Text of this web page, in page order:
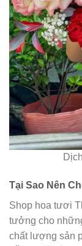
Tại Sao Nên
Shop hoa tươi
tưởng cho
chất lượng sản